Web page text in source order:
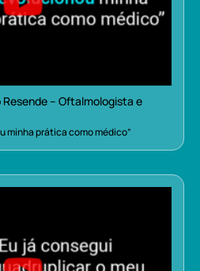
– Oftalmologista e
minha prática como médico”